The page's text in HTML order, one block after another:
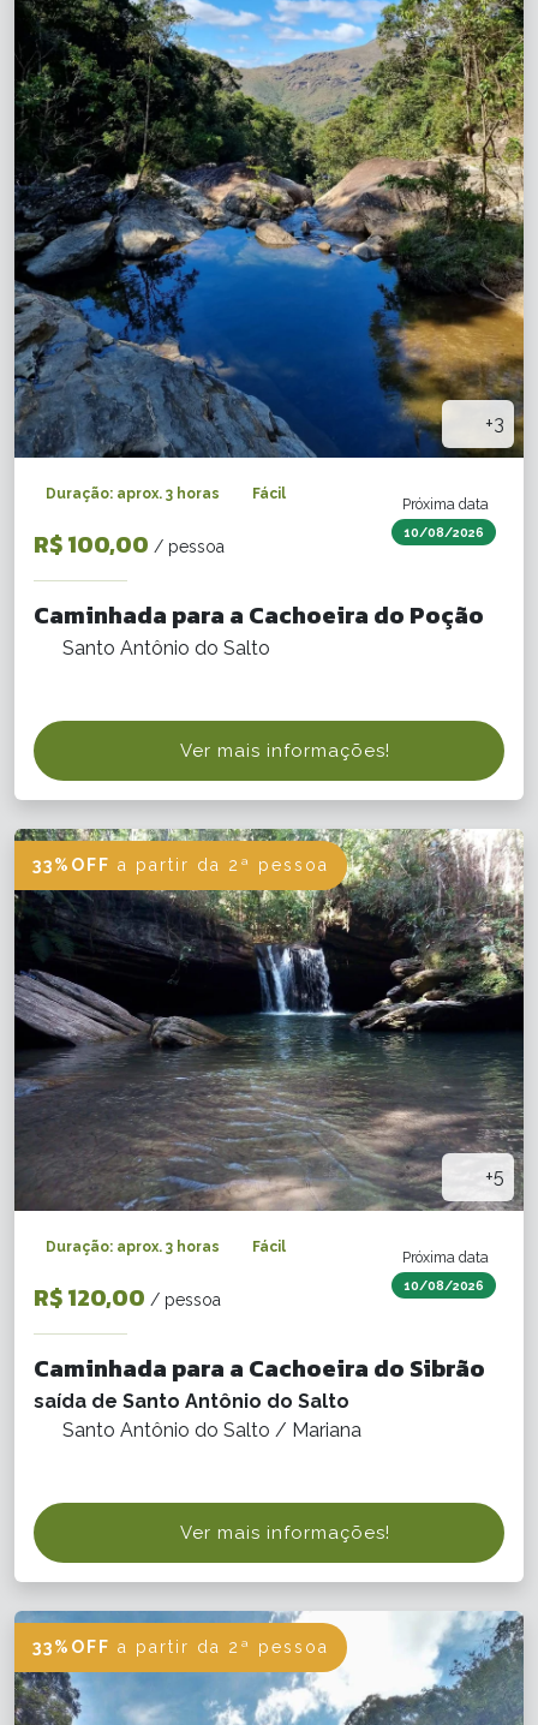
+3
Próxima data
10/08/2026
Duração: aprox. 3 horas Fácil
R$ 100,00 / pessoa
Caminhada para a Cachoeira do Poção
Santo Antônio do Salto
Ver mais informações!
33%OFF a partir da 2ª pessoa
+5
Próxima data
10/08/2026
Duração: aprox. 3 horas Fácil
R$ 120,00 / pessoa
Caminhada para a Cachoeira do Sibrão
saída de Santo Antônio do Salto
Santo Antônio do Salto / Mariana
Ver mais informações!
33%OFF a partir da 2ª pessoa